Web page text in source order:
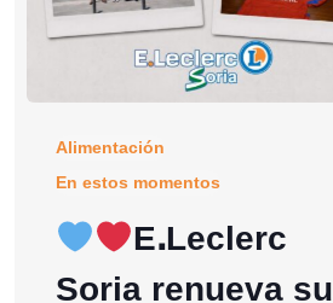
Alimentación
En estos momentos
EꓸLeclerc
Soria renueva su